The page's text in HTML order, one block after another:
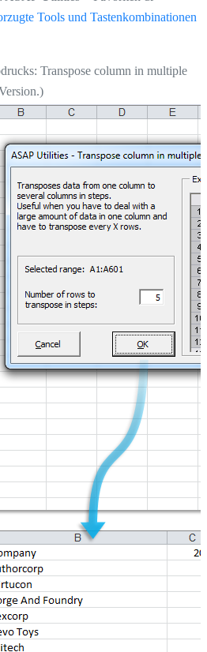
Tools und Tastenkombinationen
Transpose column in multiple